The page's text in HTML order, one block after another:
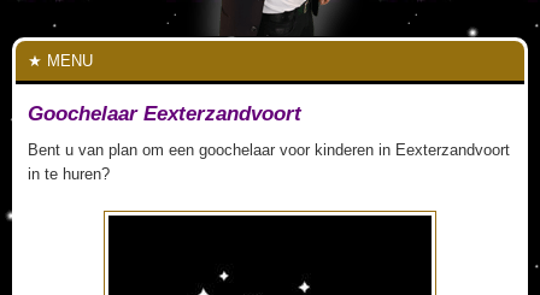
MENU
Goochelaar Eexterzandvoort
Bent u van plan om een goochelaar voor kinderen in Eexterzandvoort
in te huren?